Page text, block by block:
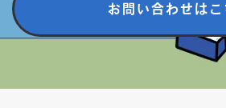
お問い合わせはこ